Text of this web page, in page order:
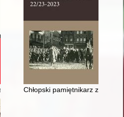
chrześcijańskich do
Chłopski pamiętnikarz z